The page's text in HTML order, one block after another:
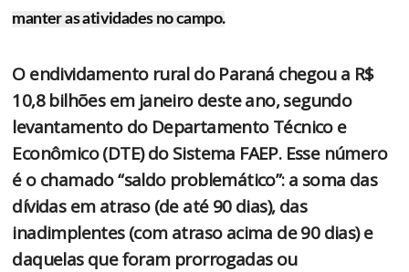
manter as atividades no campo.
O endividamento rural do Paraná chegou a R$
10,8 bilhões em janeiro deste ano, segundo
levantamento do Departamento Técnico e
Econômico (DTE) do Sistema FAEP. Esse número
é o chamado “saldo problemático”: a soma das
dívidas em atraso (de até 90 dias), das
inadimplentes (com atraso acima de 90 dias) e
daquelas que foram prorrogadas ou